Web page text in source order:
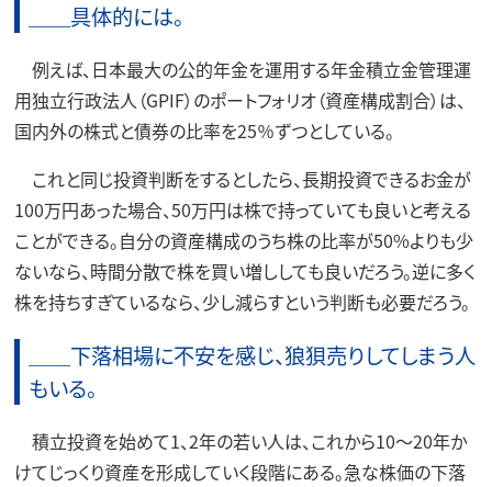
＿＿具体的には。
例えば、日本最大の公的年金を運用する年金積立金管理運
用独立行政法人（GPIF）のポートフォリオ（資産構成割合）は、
国内外の株式と債券の比率を25％ずつとしている。
これと同じ投資判断をするとしたら、長期投資できるお金が
100万円あった場合、50万円は株で持っていても良いと考える
ことができる。自分の資産構成のうち株の比率が50%よりも少
ないなら、時間分散で株を買い増ししても良いだろう。逆に多く
株を持ちすぎているなら、少し減らすという判断も必要だろう。
＿＿下落相場に不安を感じ、狼狽売りしてしまう人
もいる。
積立投資を始めて1、2年の若い人は、これから10～20年か
けてじっくり資産を形成していく段階にある。急な株価の下落